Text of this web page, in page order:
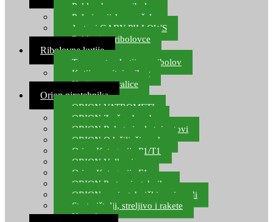
Poklon bon za ribolov
Polarizacijske naočale
Jastuci GABY PILLOWS
Pokloni za ribolovce
Ribolovne kutije
Transportne kutije za ribolov
Kutije za sitni pribor
Kutije za varalice
Orion pirotehnika
ORION VATROMETI
ORION Zračne bombe
ORION Rakete i raketni setovi
ORION Odašiljači zvuka
Orion Kategorija P1/T1
ORION Vulkani
Orion Kategorija F1
ORION Party pirotehnika
ORION nepirotehnički proizvodi
Start pištolji, streljivo i rakete
Kontakt